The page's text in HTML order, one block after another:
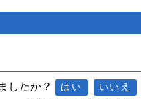
したか？